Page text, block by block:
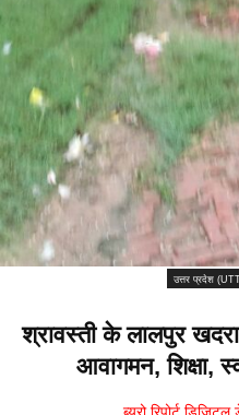
उत्तर प्रदेश
श्रावस्ती के लालपुर
आवागमन, शिक्षा,